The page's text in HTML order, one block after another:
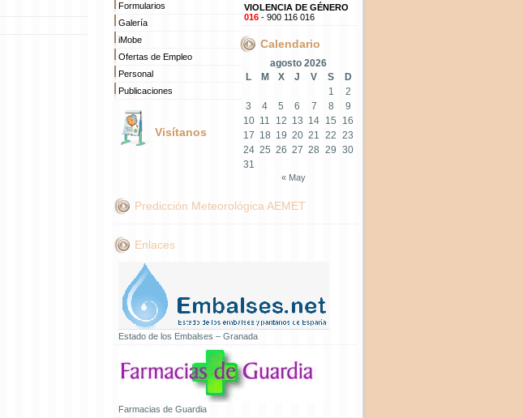
Formularios
Galería
iMobe
Ofertas de Empleo
Personal
Publicaciones
Visítanos
VIOLENCIA DE GÉNERO
016- 900 116 016
Calendario
agosto 2026
L
M X J V S
D
1
2
3
4 5 6 7 8
9
10 11 12 13 14 15
16
17 18 19 20 21 22 23
24 25 26 27 28 29 30
31
« May
Predicción Meteorológica AEMET
Enlaces
Estado de los Embalses – Granada
Farmacias de Guardia